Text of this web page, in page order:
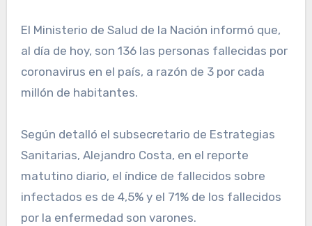
El Ministerio de Salud de la Nación informó que,
al día de hoy, son 136 las personas fallecidas por
coronavirus en el país, a razón de 3 por cada
millón de habitantes.
Según detalló el subsecretario de Estrategias
Sanitarias, Alejandro Costa, en el reporte
matutino diario, el índice de fallecidos sobre
infectados es de 4,5% y el 71% de los fallecidos
por la enfermedad son varones.